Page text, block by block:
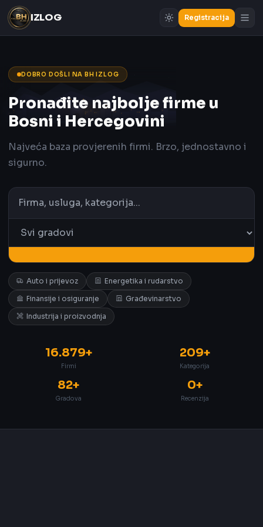
IZLOG Registracija
DOBRO DOŠLI NA BH IZLOG
Pronađite najbolje firme u
Bosni i Hercegovini
Najveća baza provjerenih firmi. Brzo, jednostavno i
sigurno.
Auto i prijevoz
Energetika i rudarstvo
Finansije i osiguranje
Građevinarstvo
Industrija i proizvodnja
16.879+
Firmi
209+
Kategorija
82+
Gradova
0+
Recenzija